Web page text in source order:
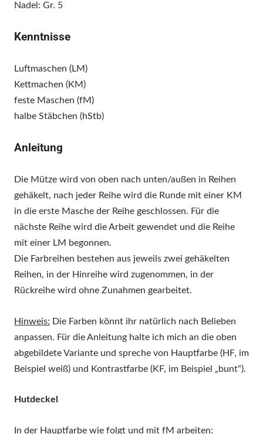
Nadel: Gr. 5
Kenntnisse
Luftmaschen (LM)
Kettmachen (KM)
feste Maschen (fM)
halbe Stäbchen (hStb)
Anleitung
Die Mütze wird von oben nach unten/außen in Reihen
gehäkelt, nach jeder Reihe wird die Runde mit einer KM
in die erste Masche der Reihe geschlossen. Für die
nächste Reihe wird die Arbeit gewendet und die Reihe
mit einer LM begonnen.
Die Farbreihen bestehen aus jeweils zwei gehäkelten
Reihen, in der Hinreihe wird zugenommen, in der
Rückreihe wird ohne Zunahmen gearbeitet.
Hinweis: Die Farben könnt ihr natürlich nach Belieben
anpassen. Für die Anleitung halte ich mich an die oben
abgebildete Variante und spreche von Hauptfarbe (HF, im
Beispiel weiß) und Kontrastfarbe (KF, im Beispiel „bunt“).
Hutdeckel
In der Hauptfarbe wie folgt und mit fM arbeiten: